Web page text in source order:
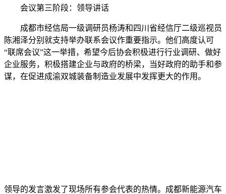
会议第三阶段：领导讲话
成都市经信局一级调研员杨涛和四川省经信厅二级巡视员
陈湘泽分别就支持举办联系会议作重要指示。他们高度认可
“联席会议”这一举措，希望今后协会积极进行行业调研、做好
企业服务，积极搭建企业与政府的桥梁，当好政府的助手和参
谋，在促进成渝双城装备制造业发展中发挥更大的作用。
领导的发言激发了现场所有参会代表的热情。成都新能源汽车